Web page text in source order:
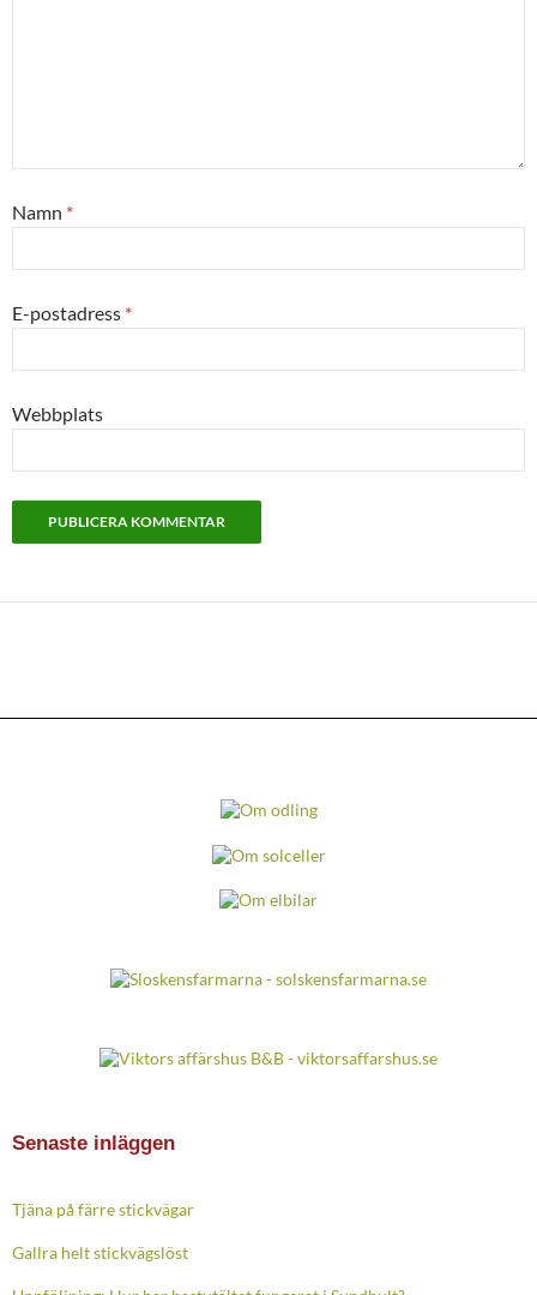
Namn *
E-postadress *
Webbplats
Senaste inläggen
Tjäna på färre stickvägar
Gallra helt stickvägslöst